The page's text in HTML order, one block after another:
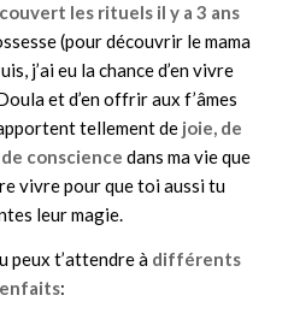
les rituels il y a 3 ans
(pour découvrir le mama
j’ai eu la chance d’en vivre
et d’en offrir aux f’âmes
tellement de joie, de
consciencedans ma vie que
vivre pour que toi aussi tu
leur magie.
peux t’attendre à différents
: